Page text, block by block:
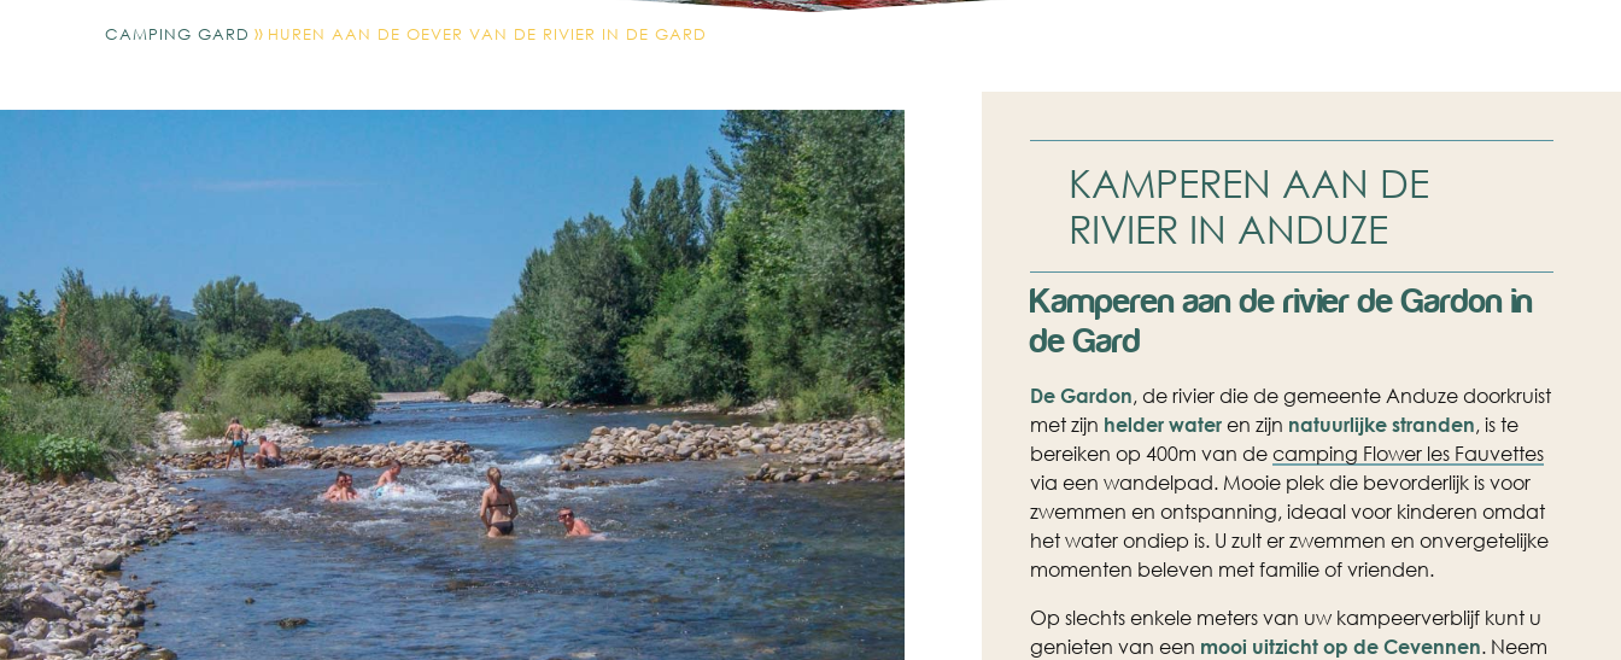
CAMPING GARD » HUREN AAN DE OEVER VAN DE RIVIER IN DE GARD
KAMPEREN AAN DE
RIVIER IN ANDUZE
Kamperen aan de rivier de Gardon in
de Gard
De Gardon, de rivier die de gemeente Anduze doorkruist
met zijn helder wateren zijn natuurlijke stranden, is te
bereiken op 400m van de camping Flower les Fauvettes
via een wandelpad. Mooie plek die bevorderlijk is voor
zwemmen en ontspanning, ideaal voor kinderen omdat
het water ondiep is. U zult er zwemmen en onvergetelijke
momenten beleven met familie of vrienden.
Op slechts enkele meters van uw kampeerverblijf kunt u
genieten van een mooi uitzicht op de Cevennen. Neem